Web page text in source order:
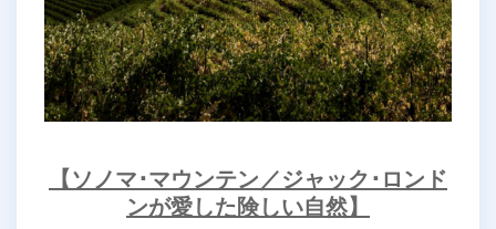
【ソノマ･マウンテン／ジャック･ロンド
ンが愛した険しい自然】